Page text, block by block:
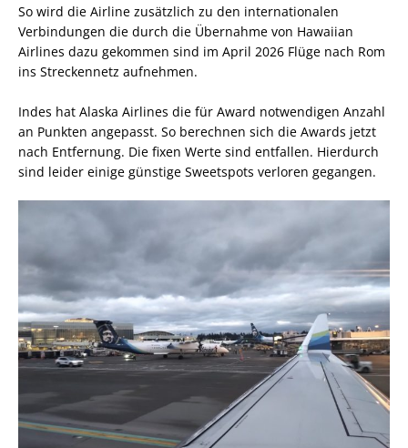
So wird die Airline zusätzlich zu den internationalen
Verbindungen die durch die Übernahme von Hawaiian
Airlines dazu gekommen sind im April 2026 Flüge nach Rom
ins Streckennetz aufnehmen.
Indes hat Alaska Airlines die für Award notwendigen Anzahl
an Punkten angepasst. So berechnen sich die Awards jetzt
nach Entfernung. Die fixen Werte sind entfallen. Hierdurch
sind leider einige günstige Sweetspots verloren gegangen.